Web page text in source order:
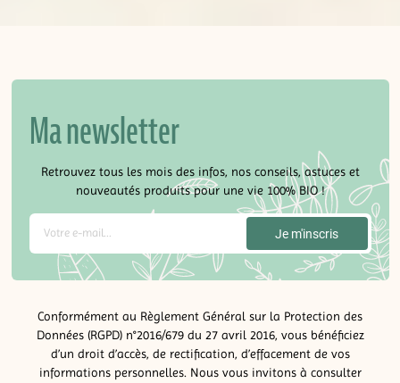
Ma newsletter
Retrouvez tous les mois des infos, nos conseils, astuces et
nouveautés produits pour une vie 100% BIO !
Conformément au Règlement Général sur la Protection des
Données (RGPD) n°2016/679 du 27 avril 2016, vous bénéficiez
d’un droit d’accès, de rectification, d’effacement de vos
informations personnelles. Nous vous invitons à consulter